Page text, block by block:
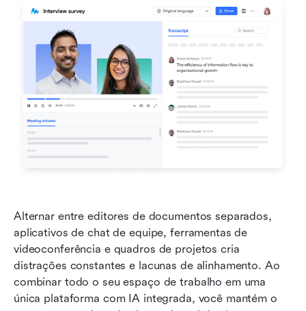
Alternar entre editores de documentos separados,
aplicativos de chat de equipe, ferramentas de
videoconferência e quadros de projetos cria
distrações constantes e lacunas de alinhamento. Ao
combinar todo o seu espaço de trabalho em uma
única plataforma com IA integrada, você mantém o